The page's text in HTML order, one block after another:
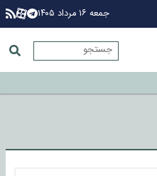
جمعه ۱۶ مرداد ۱۴۰۵